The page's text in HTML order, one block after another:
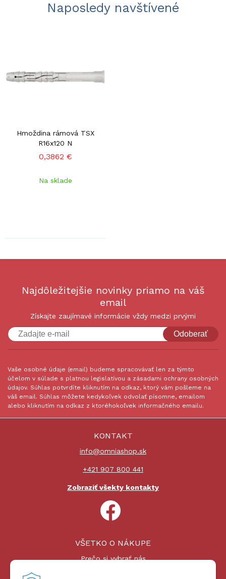
Naposledy navštívené
Hmoždina rámová TSX
R16x120 N
0,3862 €
Na sklade
Najdôležitejšie novinky priamo na váš
email
Získajte zaujímavé informácie vždy medzi prvými
Odoberať
Vaše osobné údaje (email) budeme spracovávať len za týmto
účelom v súlade s platnou legislatívou a zásadami ochrany osobných
údajov. Súhlas potvrdíte kliknutím na odkaz, ktorý vám pošleme na
váš email. Súhlas môžete kedykoľvek odvolať písomne, emailom
alebo kliknutím na odkaz z ktoréhokoľvek informačného emailu.
KONTAKT
info@omniashop.sk
+421 907 800 441
Zobraziť všekty kontakty
VŠETKO O NÁKUPE
Prečo si vybrať nás